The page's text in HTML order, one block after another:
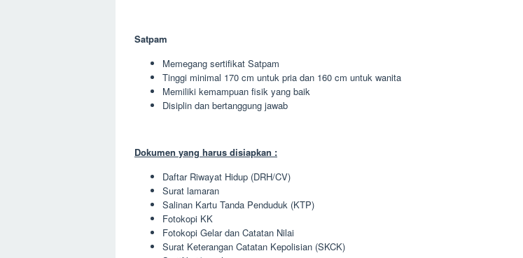
Satpam
Memegang sertifikat Satpam
Tinggi minimal 170 cm untuk pria dan 160 cm untuk wanita
Memiliki kemampuan fisik yang baik
Disiplin dan bertanggung jawab
Dokumen yang harus disiapkan :
Daftar Riwayat Hidup (DRH/CV)
Surat lamaran
Salinan Kartu Tanda Penduduk (KTP)
Fotokopi KK
Fotokopi Gelar dan Catatan Nilai
Surat Keterangan Catatan Kepolisian (SKCK)